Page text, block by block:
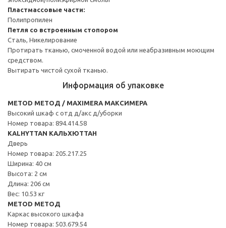
Пластмассовые части:
Полипропилен
Петля со встроенным стопором
Сталь, Никелирование
Протирать тканью, смоченной водой или неабразивным моющим
средством.
Вытирать чистой сухой тканью.
Информация об упаковке
METOD МЕТОД / MAXIMERA МАКСИМЕРА
Высокий шкаф с отд д/акс д/уборки
Номер товара: 894.414.58
KALHYTTAN КАЛЬХЮТТАН
Дверь
Номер товара: 205.217.25
Ширина: 40 см
Высота: 2 см
Длина: 206 см
Вес: 10.53 кг
METOD МЕТОД
Каркас высокого шкафа
Номер товара: 503.679.54